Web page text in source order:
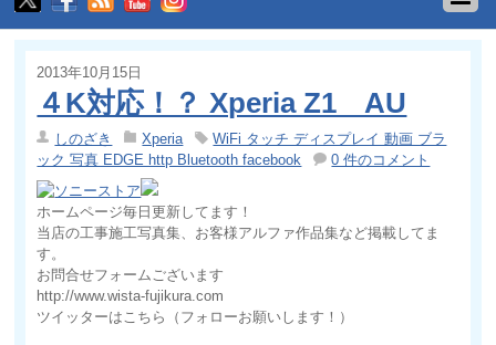
2013年10月15日
４K対応！？ Xperia Z1 AU
しのざき Xperia
WiFi タッチ ディスプレイ 動画 ブラ
ック 写真 EDGE http Bluetooth facebook
0 件のコメント
ホームページ毎日更新してます！
当店の工事施工写真集、お客様アルファ作品集など掲載してま
す。
お問合せフォームございます
http://www.wista-fujikura.com
ツイッターはこちら（フォローお願いします！）